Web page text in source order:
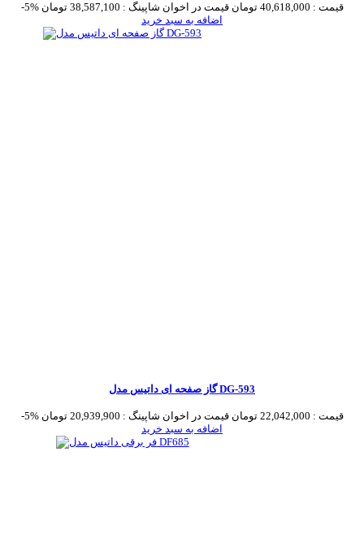
-5% قیمت : 40,618,000 تومان قیمت در اخوان شاپینگ : 38,587,100 تومان
اضافه به سبد خرید
گاز صفحه ای داتیس مدل DG-593
-5% قیمت : 22,042,000 تومان قیمت در اخوان شاپینگ : 20,939,900 تومان
اضافه به سبد خرید